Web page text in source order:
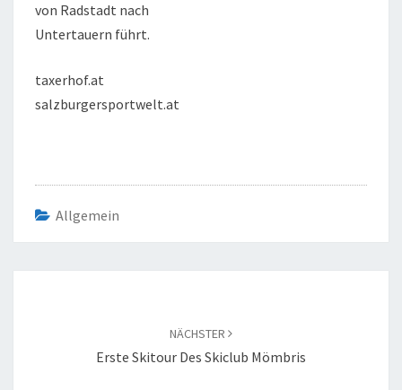
von Radstadt nach
Untertauern führt.
taxerhof.at
salzburgersportwelt.at
Allgemein
NÄCHSTER
Erste Skitour Des Skiclub Mömbris